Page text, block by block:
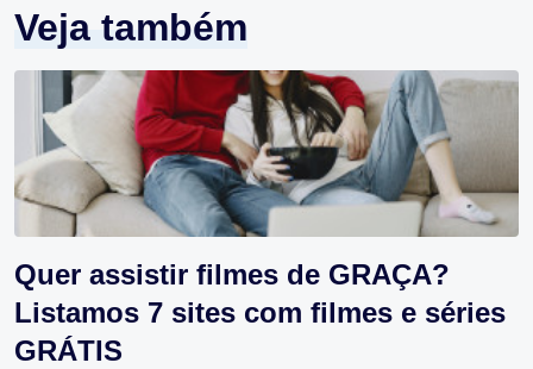
Veja também
Quer assistir filmes de GRAÇA?
Listamos 7 sites com filmes e séries
GRÁTIS